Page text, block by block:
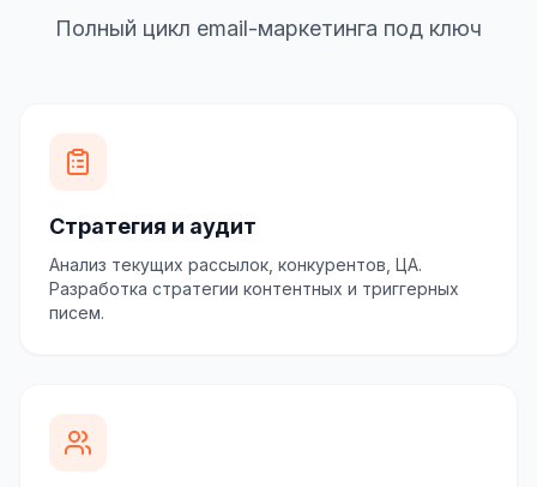
Полный цикл email-маркетинга под ключ
Стратегия и аудит
Анализ текущих рассылок, конкурентов, ЦА.
Разработка стратегии контентных и триггерных
писем.